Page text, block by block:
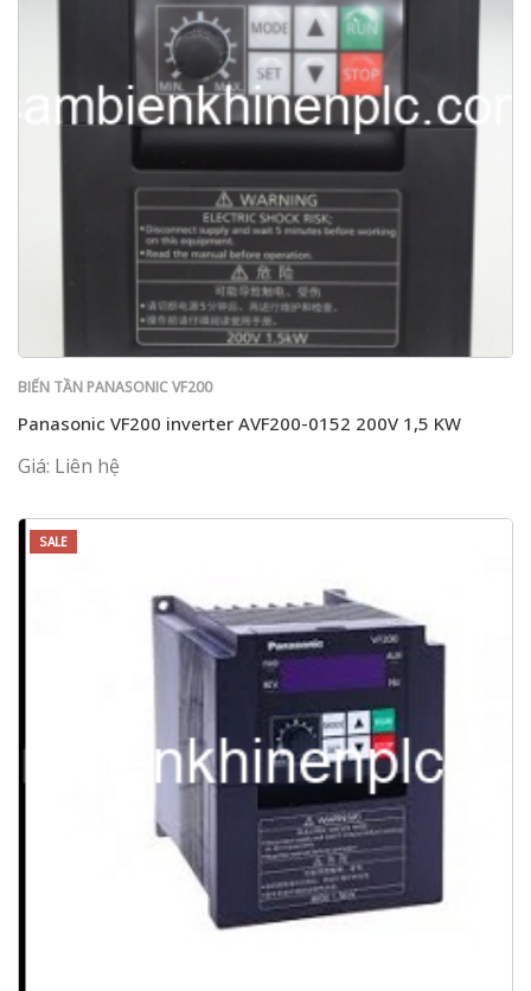
BIẾN TẦN PANASONIC VF200
Panasonic VF200 inverter AVF200-0152 200V 1,5 KW
Giá: Liên hệ
SALE